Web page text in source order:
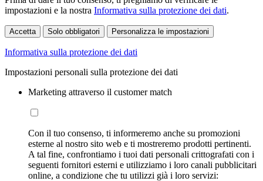
impostazioni e la nostra Informativa sulla protezione dei dati.
Accetta Solo obbligatori Personalizza le impostazioni
Informativa sulla protezione dei dati
Impostazioni personali sulla protezione dei dati
Marketing attraverso il customer match
Con il tuo consenso, ti informeremo anche su promozioni
esterne al nostro sito web e ti mostreremo prodotti pertinenti.
A tal fine, confrontiamo i tuoi dati personali crittografati con i
seguenti fornitori esterni e utilizziamo i loro canali pubblicitari
online, a condizione che tu utilizzi già i loro servizi: